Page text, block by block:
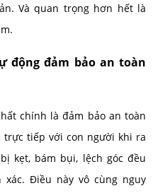
Và quan trọng hơn hết là
động đảm bảo an toàn
chính là đảm bảo an toàn
tiếp với con người khi ra
kẹt, bám bụi, lệch góc đều
Điều này vô cùng nguy